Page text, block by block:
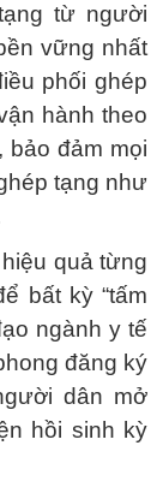
từ người
vững nhất
phối ghép
hành theo
bảo đảm mọi
tạng như
quả từng
bất kỳ “tấm
ngành y tế
đăng ký
dân mở
hồi sinh kỳ